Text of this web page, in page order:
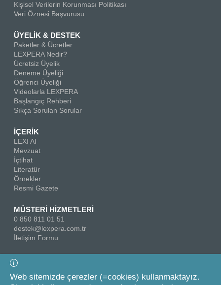
Kişisel Verilerin Korunması Politikası
Veri Öznesi Başvurusu
ÜYELİK & DESTEK
Paketler & Ücretler
LEXPERA Nedir?
Ücretsiz Üyelik
Deneme Üyeliği
Öğrenci Üyeliği
Videolarla LEXPERA
Başlangıç Rehberi
Sıkça Sorulan Sorular
İÇERİK
LEXI AI
Mevzuat
İçtihat
Literatür
Örnekler
Resmi Gazete
MÜSTERİ HİZMETLERİ
0 850 811 01 51
destek@lexpera.com.tr
İletişim Formu
Bizi Takip Edin
Web sitemizde çerezler (=cookies) kullanmaktayız.